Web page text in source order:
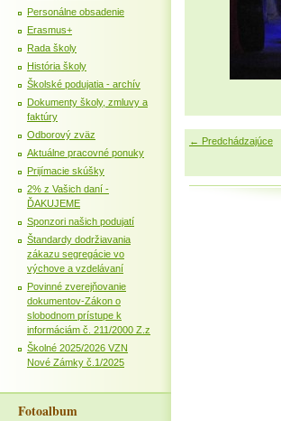
← Predchádzajúce
Personálne obsadenie
Erasmus+
Rada školy
História školy
Školské podujatia - archív
Dokumenty školy, zmluvy a
faktúry
Odborový zväz
Aktuálne pracovné ponuky
Prijímacie skúšky
2% z Vašich daní -
ĎAKUJEME
Sponzori našich podujatí
Štandardy dodržiavania
zákazu segregácie vo
výchove a vzdelávaní
Povinné zverejňovanie
dokumentov-Zákon o
slobodnom prístupe k
informáciám č. 211/2000 Z.z
Školné 2025/2026 VZN
Nové Zámky č.1/2025
Fotoalbum